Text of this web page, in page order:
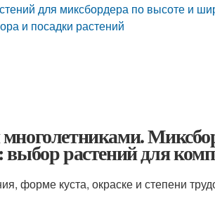
для миксбордера по высоте и
и посадки растений
растений для
форме куста, окраске и степени